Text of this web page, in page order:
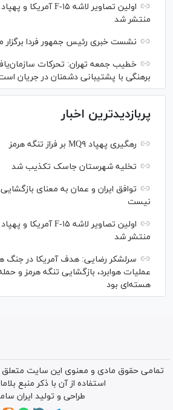
منتشر شد
نشست خبری رئیس‌ جمهور فردا
خطیب جمعه تهران: تحرکات
برهنگی با پشتیبانی دشمنان در جریان
پربازدیدترین اخبار
رهگیری پهپاد MQ۹ بر فراز تنگه هرمز
تخلیه شهرستان جاسک تکذیب شد
توافق ایران و عمان به معنای
نیست
منتشر شد
سرلشکر رضایی: هدف آمریکا در جنگ
عملیات هوابرد، بازگشایی تنگه هرمز و
هسته‌ای بود
تمامی حقوق مادی و معنوی این سایت متعلق
استفاده از آن با ذکر منبع
طراحی و تولید ایران